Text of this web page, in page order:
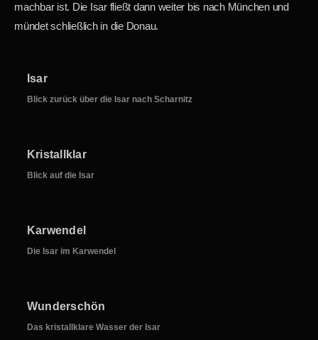
machbar ist. Die Isar fließt dann weiter bis nach München und
mündet schließlich in die Donau.
Isar
Blick zurück über die Isar nach Scharnitz
Kristallklar
Blick auf die Isar
Karwendel
Die Isar im Karwendel
Wunderschön
Das kristallklare Wasser der Isar